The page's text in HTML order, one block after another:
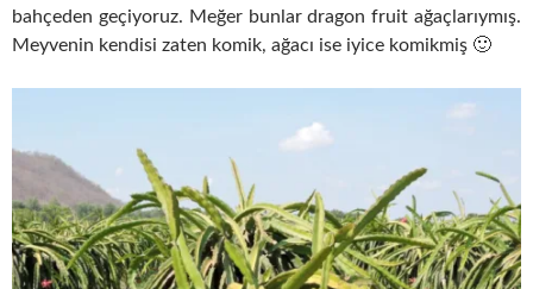
bahçeden geçiyoruz. Meğer bunlar dragon fruit ağaçlarıymış.
Meyvenin kendisi zaten komik, ağacı ise iyice komikmiş 🙂